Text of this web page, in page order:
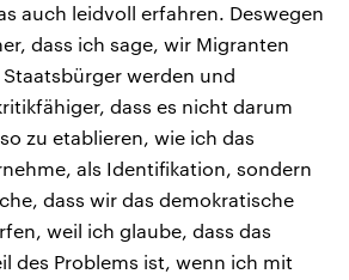
auch leidvoll erfahren. Deswegen
dass ich sage, wir Migranten
werden und
dass es nicht darum
zu etablieren, wie ich das
als Identifikation, sondern
dass wir das demokratische
weil ich glaube, dass das
des Problems ist, wenn ich mit